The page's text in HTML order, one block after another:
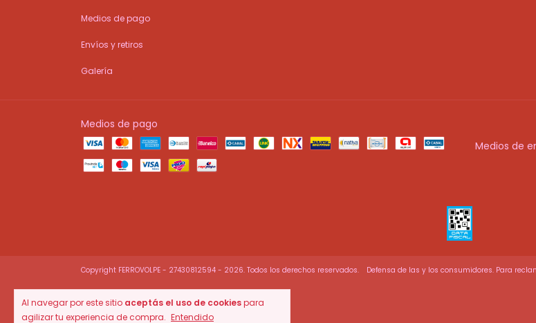
Al navegar por este sitio aceptás el uso de cookiespara
agilizar tu experiencia de compra. Entendido
Medios de pago
Envíos y retiros
Galería
Medios de pago
Medios de
Copyright FERROVOLPE - 27430812594 - 2026. Todos los derechos reservados. Defensa de las y los consumidores. Para